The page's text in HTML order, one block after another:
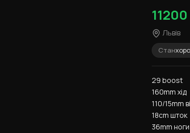
Львів
Стан
29 boost
160mm хід
110/15mm
18cm шток
36mm ноги